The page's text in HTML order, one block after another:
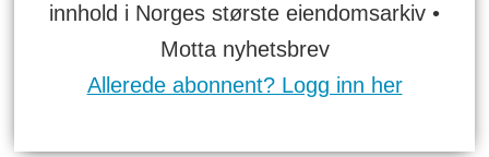
innhold i Norges største eiendomsarkiv •
Motta nyhetsbrev
Allerede abonnent? Logg inn her